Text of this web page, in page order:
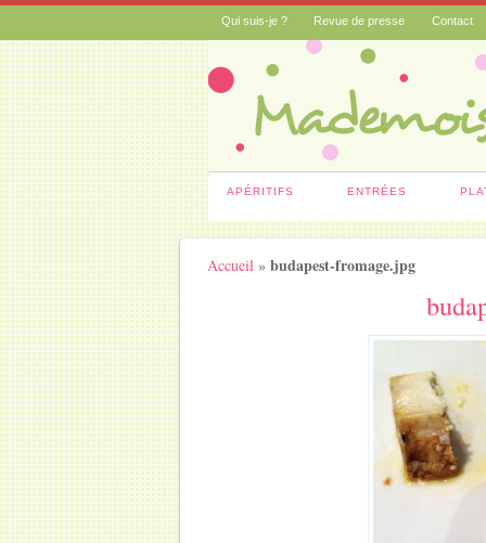
Qui suis-je ? Revue de presse Contact
APÉRITIFS ENTRÉES
Accueil »budapest-fromage.jpg